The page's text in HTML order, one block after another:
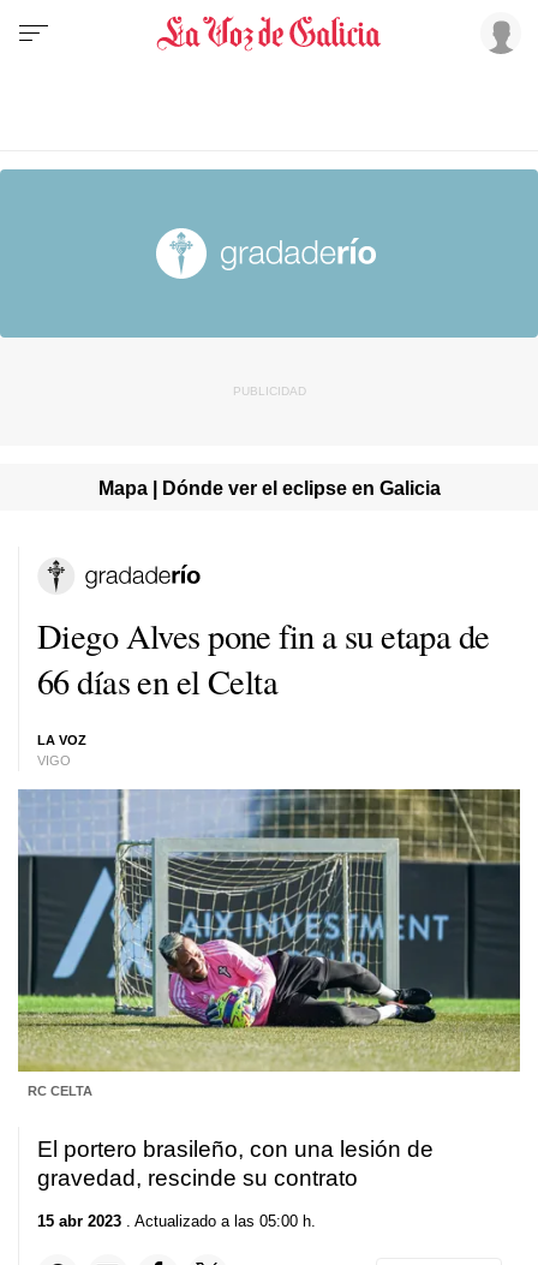
Mapa | Dónde ver el eclipse en Galicia
Diego Alves pone fin a su etapa de
66 días en el Celta
LA VOZ
VIGO
RC CELTA
El portero brasileño, con una lesión de
gravedad, rescinde su contrato
15 abr 2023 . Actualizado a las 05:00 h.